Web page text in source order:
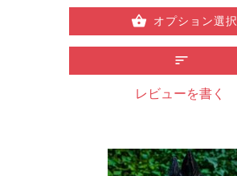
オプション選択
レビューを書く